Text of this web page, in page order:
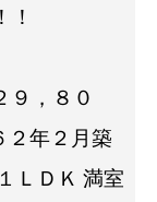
９，８０
２年２月築
ＬＤＫ 満室